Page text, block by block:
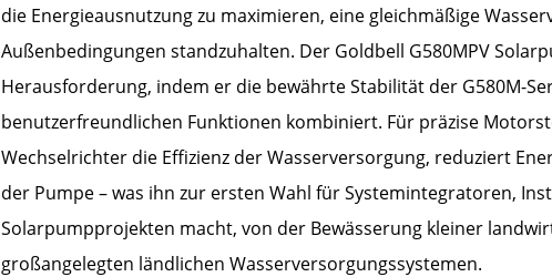
die Energieausnutzung zu maximieren, eine gleichmäßige
Außenbedingungen standzuhalten. Der Goldbell G580MPV
Herausforderung, indem er die bewährte Stabilität der G580M-
benutzerfreundlichen Funktionen kombiniert. Für präzise
Wechselrichter die Effizienz der Wasserversorgung, reduziert
der Pumpe – was ihn zur ersten Wahl für Systemintegratoren,
Solarpumpprojekten macht, von der Bewässerung kleiner
großangelegten ländlichen Wasserversorgungssystemen.